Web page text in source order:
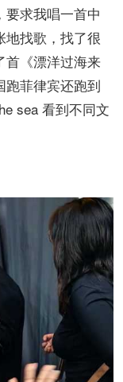
求我唱一首中
地找歌，找了很
首《漂洋过海来
跑菲律宾还跑到
sea 看到不同文